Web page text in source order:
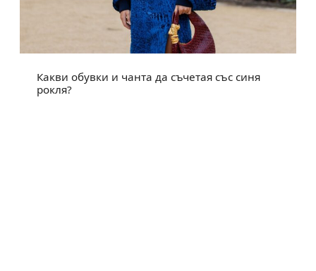
Какви обувки и чанта да съчетая със синя
рокля?